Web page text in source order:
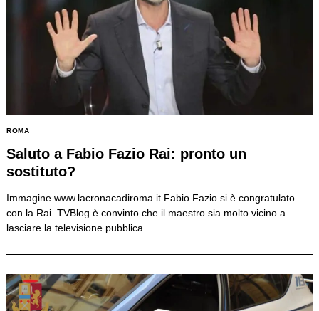
ROMA
Saluto a Fabio Fazio Rai: pronto un
sostituto?
Immagine www.lacronacadiroma.it Fabio Fazio si è congratulato
con la Rai. TVBlog è convinto che il maestro sia molto vicino a
lasciare la televisione pubblica...